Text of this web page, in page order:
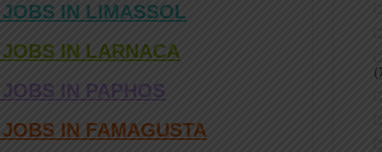
IN LIMASSOL
IN LARNACA
IN PAPHOS
IN FAMAGUSTA